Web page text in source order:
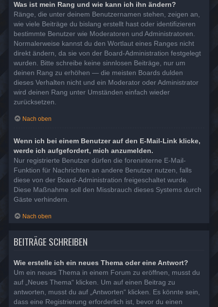
Was ist mein Rang und wie kann ich ihn ändern?
Ränge, die unter deinem Benutzernamen stehen, zeigen an,
wie viele Beiträge du bislang erstellt hast oder identifizieren
bestimmte Benutzer wie Moderatoren und Administratoren.
Normalerweise kannst du den Wortlaut eines Ranges nicht
direkt ändern, da sie von der Board-Administration festgelegt
wurden. Bitte schreibe keine sinnlosen Beiträge, nur um
deinen Rang zu erhöhen — die meisten Boards dulden
dieses Verhalten nicht und ein Moderator oder Administrator
wird deinen Rang unter Umständen einfach wieder
zurücksetzen.
Nach oben
Wenn ich bei einem Benutzer auf den E-Mail-Link klicke,
werde ich aufgefordert, mich anzumelden.
Nur registrierte Benutzer dürfen die foreninterne E-Mail-
Funktion für Nachrichten an andere Benutzer nutzen, falls
diese von der Board-Administration freigeschaltet wurde.
Diese Maßnahme soll den Missbrauch dieses Systems durch
Gäste verhindern.
Nach oben
BEITRÄGE SCHREIBEN
Wie erstelle ich ein neues Thema oder eine Antwort?
Um ein neues Thema in einem Forum zu eröffnen, musst du
auf „Neues Thema“ klicken. Um auf einen Beitrag zu
antworten, musst du auf „Antworten“ klicken. Es könnte sein,
dass eine Registrierung erforderlich ist, bevor du einen